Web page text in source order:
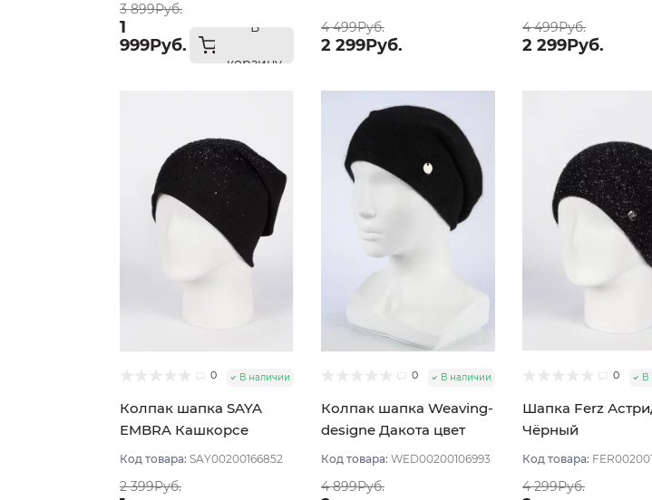
3 899Руб.
1
999Руб.
В
корзину
4 499Руб.
2 299Руб.
4 499Руб.
2 299Руб.
0 В наличии
Колпак шапка SAYA
EMBRA Кашкорсе
стразы цвет Черный
Код товара: SAY00200166852
2 399Руб.
0 В наличии
Колпак шапка Weaving-
designe Дакота цвет
Черный
Код товара: WED00200106993
4 899Руб.
0 В
Шапка Ferz
Чёрный
Код товара:
4 299Руб.